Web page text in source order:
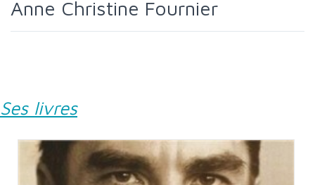
Anne Christine Fournier
Ses livres